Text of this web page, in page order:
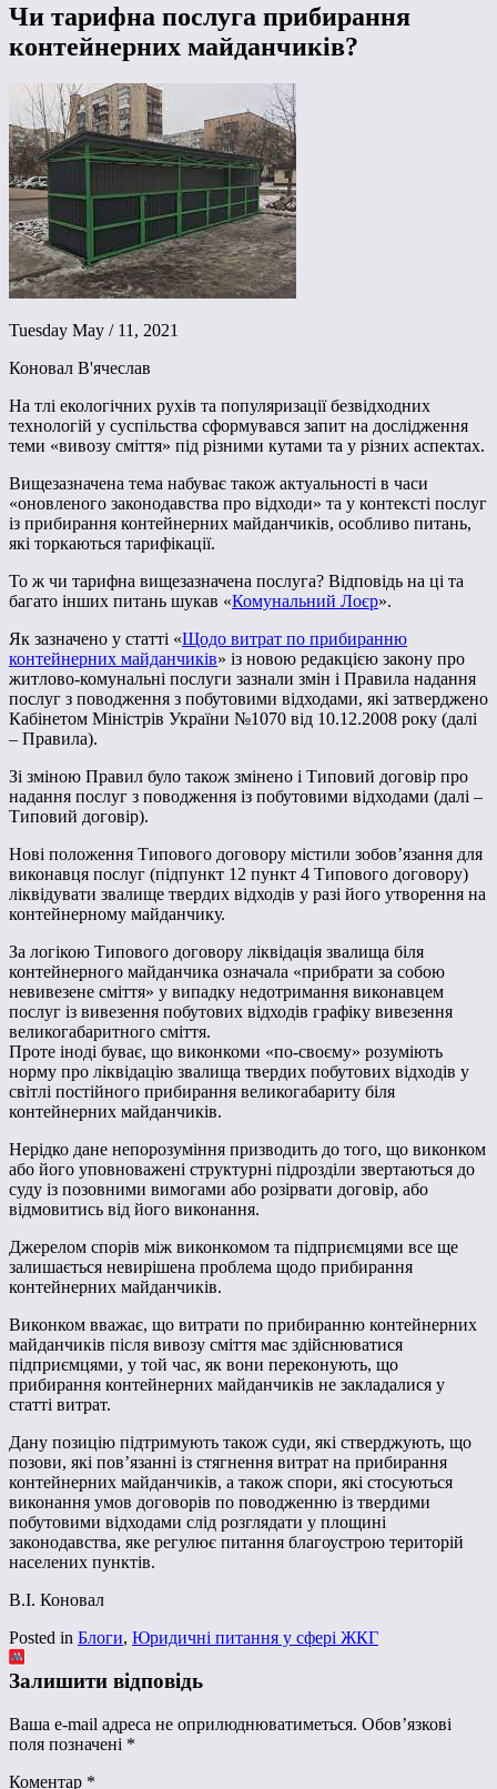
Чи тарифна послуга прибирання
контейнерних майданчиків?
Tuesday May / 11, 2021
Коновал В'ячеслав
На тлі екологічних рухів та популяризації безвідходних
технологій у суспільства сформувався запит на дослідження
теми «вивозу сміття» під різними кутами та у різних аспектах.
Вищезазначена тема набуває також актуальності в часи
«оновленого законодавства про відходи» та у контексті послуг
із прибирання контейнерних майданчиків, особливо питань,
які торкаються тарифікації.
То ж чи тарифна вищезазначена послуга? Відповідь на ці та
багато інших питань шукав «Комунальний Лоєр».
Як зазначено у статті «Щодо витрат по прибиранню
контейнерних майданчиків» із новою редакцією закону про
житлово-комунальні послуги зазнали змін і Правила надання
послуг з поводження з побутовими відходами, які затверджено
Кабінетом Міністрів України №1070 від 10.12.2008 року (далі
– Правила).
Зі зміною Правил було також змінено і Типовий договір про
надання послуг з поводження із побутовими відходами (далі –
Типовий договір).
Нові положення Типового договору містили зобов’язання для
виконавця послуг (підпункт 12 пункт 4 Типового договору)
ліквідувати звалище твердих відходів у разі його утворення на
контейнерному майданчику.
За логікою Типового договору ліквідація звалища біля
контейнерного майданчика означала «прибрати за собою
невивезене сміття» у випадку недотримання виконавцем
послуг із вивезення побутових відходів графіку вивезення
великогабаритного сміття.
Проте іноді буває, що виконкоми «по-своєму» розуміють
норму про ліквідацію звалища твердих побутових відходів у
світлі постійного прибирання великогабариту біля
контейнерних майданчиків.
Нерідко дане непорозуміння призводить до того, що виконком
або його уповноважені структурні підрозділи звертаються до
суду із позовними вимогами або розірвати договір, або
відмовитись від його виконання.
Джерелом спорів між виконкомом та підприємцями все ще
залишається невирішена проблема щодо прибирання
контейнерних майданчиків.
Виконком вважає, що витрати по прибиранню контейнерних
майданчиків після вивозу сміття має здійснюватися
підприємцями, у той час, як вони переконують, що
прибирання контейнерних майданчиків не закладалися у
статті витрат.
Дану позицію підтримують також суди, які стверджують, що
позови, які пов’язанні із стягнення витрат на прибирання
контейнерних майданчиків, а також спори, які стосуються
виконання умов договорів по поводженню із твердими
побутовими відходами слід розглядати у площині
законодавства, яке регулює питання благоустрою територій
населених пунктів.
В.І. Коновал
Posted in Блоги, Юридичні питання у сфері ЖКГ
Залишити відповідь
Ваша e-mail адреса не оприлюднюватиметься. Обов’язкові
поля позначені *
Коментар *